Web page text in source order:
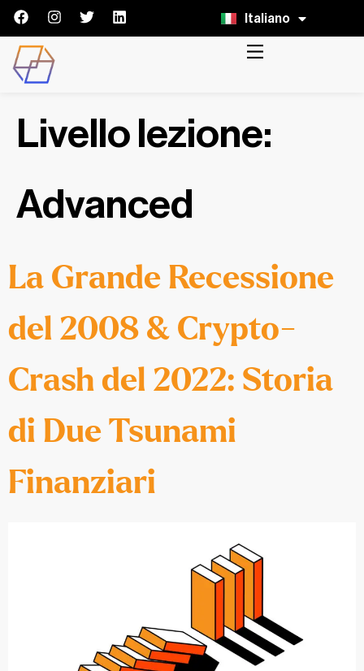
Italiano
English
Livello lezione:
Advanced
La Grande Recessione
del 2008 & Crypto-
Crash del 2022: Storia
di Due Tsunami
Finanziari